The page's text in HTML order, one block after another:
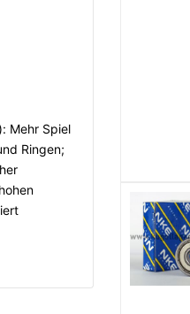
Mehr Spiel
Ringen;